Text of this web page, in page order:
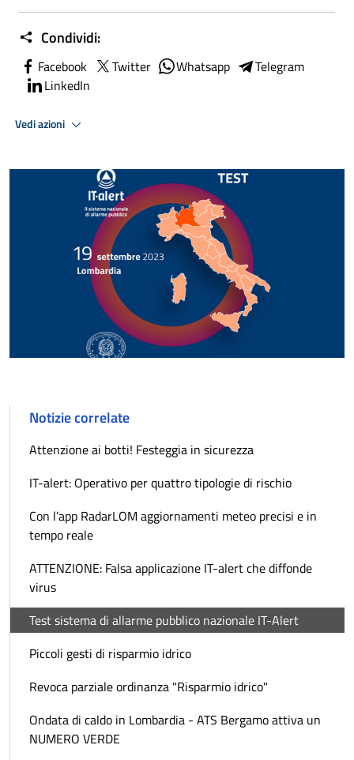
Condividi:
Facebook Twitter Whatsapp
Telegram
LinkedIn
Vedi azioni
Notizie correlate
Attenzione ai botti! Festeggia in sicurezza
IT-alert: Operativo per quattro tipologie di rischio
Con l’app RadarLOM aggiornamenti meteo precisi e in
tempo reale
ATTENZIONE: Falsa applicazione IT-alert che diffonde
virus
Test sistema di allarme pubblico nazionale IT-Alert
Piccoli gesti di risparmio idrico
Revoca parziale ordinanza "Risparmio idrico"
Ondata di caldo in Lombardia - ATS Bergamo attiva un
NUMERO VERDE